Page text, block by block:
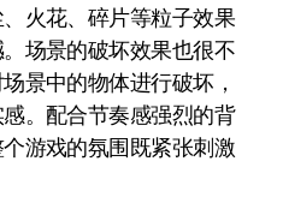
火花、碎片等粒子效果
场景的破坏效果也很不
景中的物体进行破坏，
。配合节奏感强烈的背
游戏的氛围既紧张刺激